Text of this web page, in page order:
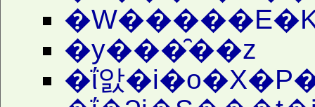
�y���̑��z
�ΐ앐